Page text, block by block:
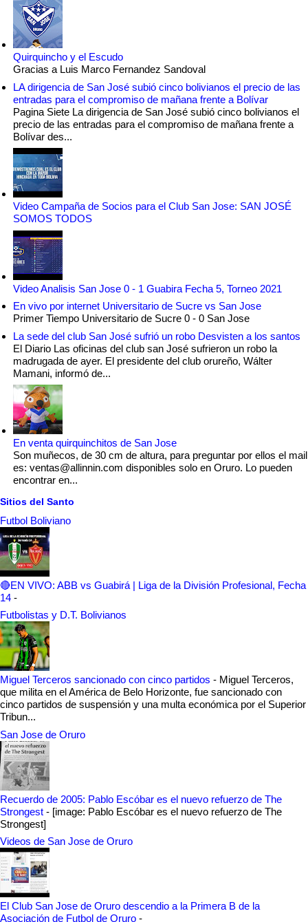
Quirquincho y el Escudo
Gracias a Luis Marco Fernandez Sandoval
LA dirigencia de San José subió cinco bolivianos el precio de las
entradas para el compromiso de mañana frente a Bolívar
Pagina Siete La dirigencia de San José subió cinco bolivianos el
precio de las entradas para el compromiso de mañana frente a
Bolívar des...
Video Campaña de Socios para el Club San Jose: SAN JOSÉ
SOMOS TODOS
Video Analisis San Jose 0 - 1 Guabira Fecha 5, Torneo 2021
En vivo por internet Universitario de Sucre vs San Jose
Primer Tiempo Universitario de Sucre 0 - 0 San Jose
La sede del club San José sufrió un robo Desvisten a los santos
El Diario Las oficinas del club san José sufrieron un robo la
madrugada de ayer. El presidente del club orureño, Wálter
Mamani, informó de...
En venta quirquinchitos de San Jose
Son muñecos, de 30 cm de altura, para preguntar por ellos el mail
es: ventas@allinnin.com disponibles solo en Oruro. Lo pueden
encontrar en...
Sitios del Santo
Futbol Boliviano
🔴EN VIVO: ABB vs Guabirá | Liga de la División Profesional, Fecha
14 -
Futbolistas y D.T. Bolivianos
Miguel Terceros sancionado con cinco partidos - Miguel Terceros,
que milita en el América de Belo Horizonte, fue sancionado con
cinco partidos de suspensión y una multa económica por el Superior
Tribun...
San Jose de Oruro
Recuerdo de 2005: Pablo Escóbar es el nuevo refuerzo de The
Strongest - [image: Pablo Escóbar es el nuevo refuerzo de The
Strongest]
Videos de San Jose de Oruro
El Club San Jose de Oruro descendio a la Primera B de la
Asociación de Futbol de Oruro -